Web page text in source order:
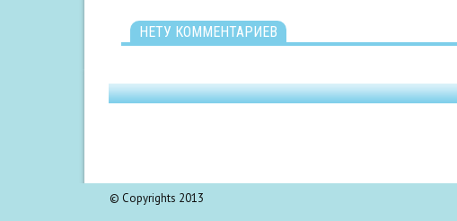
НЕТУ КОММЕНТАРИЕВ
© Copyrights 2013